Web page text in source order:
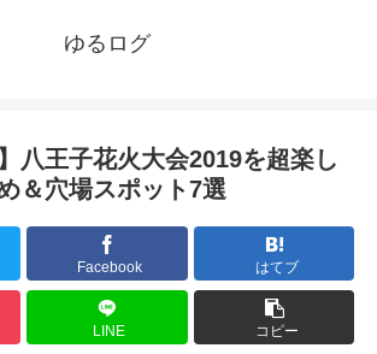
ゆるログ
八王子花火大会2019を超楽し
＆穴場スポット7選
Facebook はてブ
LINE コピー